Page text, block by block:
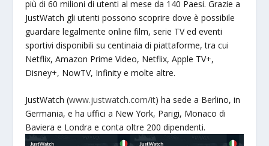
più di 60 milioni di utenti al mese da 140 Paesi. Grazie a
JustWatch gli utenti possono scoprire dove è possibile
guardare legalmente online film, serie TV ed eventi
sportivi disponibili su centinaia di piattaforme, tra cui
Netflix, Amazon Prime Video, Netflix, Apple TV+,
Disney+, NowTV, Infinity e molte altre.
JustWatch (www.justwatch.com/it) ha sede a Berlino, in
Germania, e ha uffici a New York, Parigi, Monaco di
Baviera e Londra e conta oltre 200 dipendenti.